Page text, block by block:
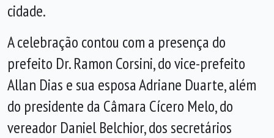
cidade.
A celebração contou com a presença do
prefeito Dr. Ramon Corsini, do vice-prefeito
Allan Dias e sua esposa Adriane Duarte, além
do presidente da Câmara Cícero Melo, do
vereador Daniel Belchior, dos secretários